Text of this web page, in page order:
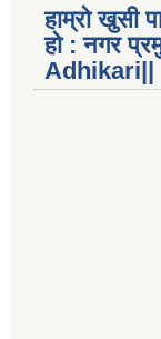
हाम्रो खुसी
हो : नगर
Adhikari||